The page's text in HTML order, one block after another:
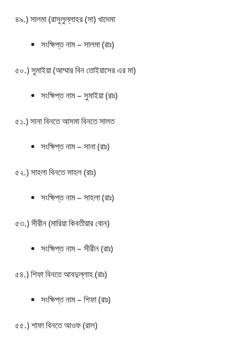
৪৯.) সালমা (রাসূলুল্লাহর (সা) খাদেমা
সংক্ষিপ্ত নাম – সালমা (রাঃ)
৫০.) সুমাইয়া (আম্মার বিন তোইয়াসের এর মা)
সংক্ষিপ্ত নাম – সুমাইয়া (রাঃ)
৫১.) সানা বিনতে আসমা বিনতে সালত
সংক্ষিপ্ত নাম – সানা (রাঃ)
৫২.) সাহলা বিনতে সাহল (রাঃ)
সংক্ষিপ্ত নাম – সাহলা (রাঃ)
৫৩.) সীরীন (মারিয়া কিবতীয়ার বোন)
সংক্ষিপ্ত নাম – সীরীন (রাঃ)
৫৪.) শিফা বিনতে আবদুল্লাহ (রাঃ)
সংক্ষিপ্ত নাম – শিফা (রাঃ)
৫৫.) শাফা বিনতে আওফ (রাল)